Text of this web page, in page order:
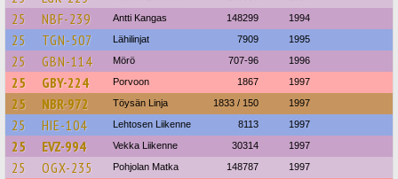
25 NBF-239 Antti Kangas 148299 1994
25 TGN-507 Lähilinjat 7909 1995
25 GBN-114 Mörö 707-96 1996
25 GBY-224 Porvoon 1867 1997
25 NBR-972 Töysän Linja 1833 / 150 1997
25 HIE-104 Lehtosen Liikenne 8113 1997
25 EVZ-994 Vekka Liikenne 30314 1997
25 OGX-235 Pohjolan Matka 148787 1997